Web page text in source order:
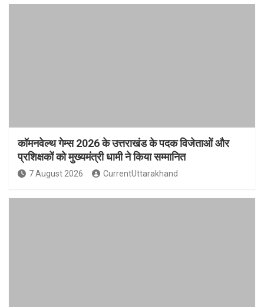
कॉमनवेल्थ गेम्स 2026 के उत्तराखंड के पदक विजेताओं और
प्रशिक्षकों को मुख्यमंत्री धामी ने किया सम्मानित
7 August 2026 CurrentUttarakhand